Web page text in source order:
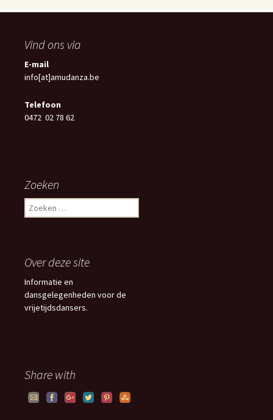
Vind ons via
E-mail
info[at]amudanza.be
Telefoon
0472 02 78 62
Zoeken
o
n
n
a
a
Over deze site
Informatie en
dansgelegenheden voor de
vrijetijdsdansers.
Share with